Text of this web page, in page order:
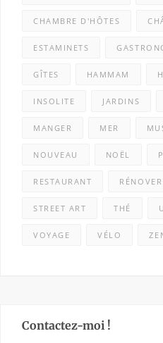
CHAMBRE D'HÔTES
ESTAMINETS
GÎTES HAMMAM
INSOLITE JARDINS
MANGER MER
NOUVEAU NOËL
RESTAURANT RÉNOVER
STREET ART THÉ
VOYAGE VÉLO
Contactez-moi !